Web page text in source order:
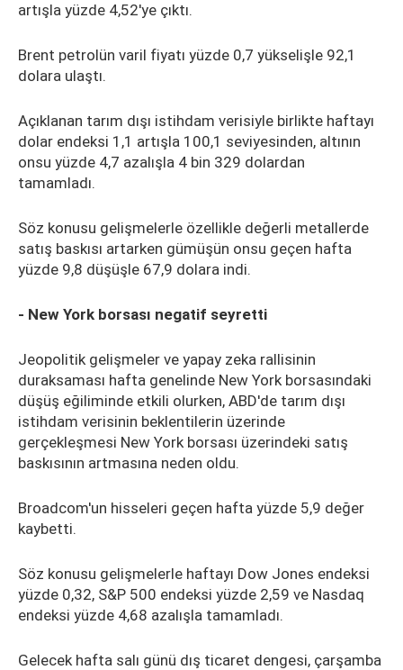
artışla yüzde 4,52'ye çıktı.
Brent petrolün varil fiyatı yüzde 0,7 yükselişle 92,1
dolara ulaştı.
Açıklanan tarım dışı istihdam verisiyle birlikte haftayı
dolar endeksi 1,1 artışla 100,1 seviyesinden, altının
onsu yüzde 4,7 azalışla 4 bin 329 dolardan
tamamladı.
Söz konusu gelişmelerle özellikle değerli metallerde
satış baskısı artarken gümüşün onsu geçen hafta
yüzde 9,8 düşüşle 67,9 dolara indi.
- New York borsası negatif seyretti
Jeopolitik gelişmeler ve yapay zeka rallisinin
duraksaması hafta genelinde New York borsasındaki
düşüş eğiliminde etkili olurken, ABD'de tarım dışı
istihdam verisinin beklentilerin üzerinde
gerçekleşmesi New York borsası üzerindeki satış
baskısının artmasına neden oldu.
Broadcom'un hisseleri geçen hafta yüzde 5,9 değer
kaybetti.
Söz konusu gelişmelerle haftayı Dow Jones endeksi
yüzde 0,32, S&P 500 endeksi yüzde 2,59 ve Nasdaq
endeksi yüzde 4,68 azalışla tamamladı.
Gelecek hafta salı günü dış ticaret dengesi, çarşamba